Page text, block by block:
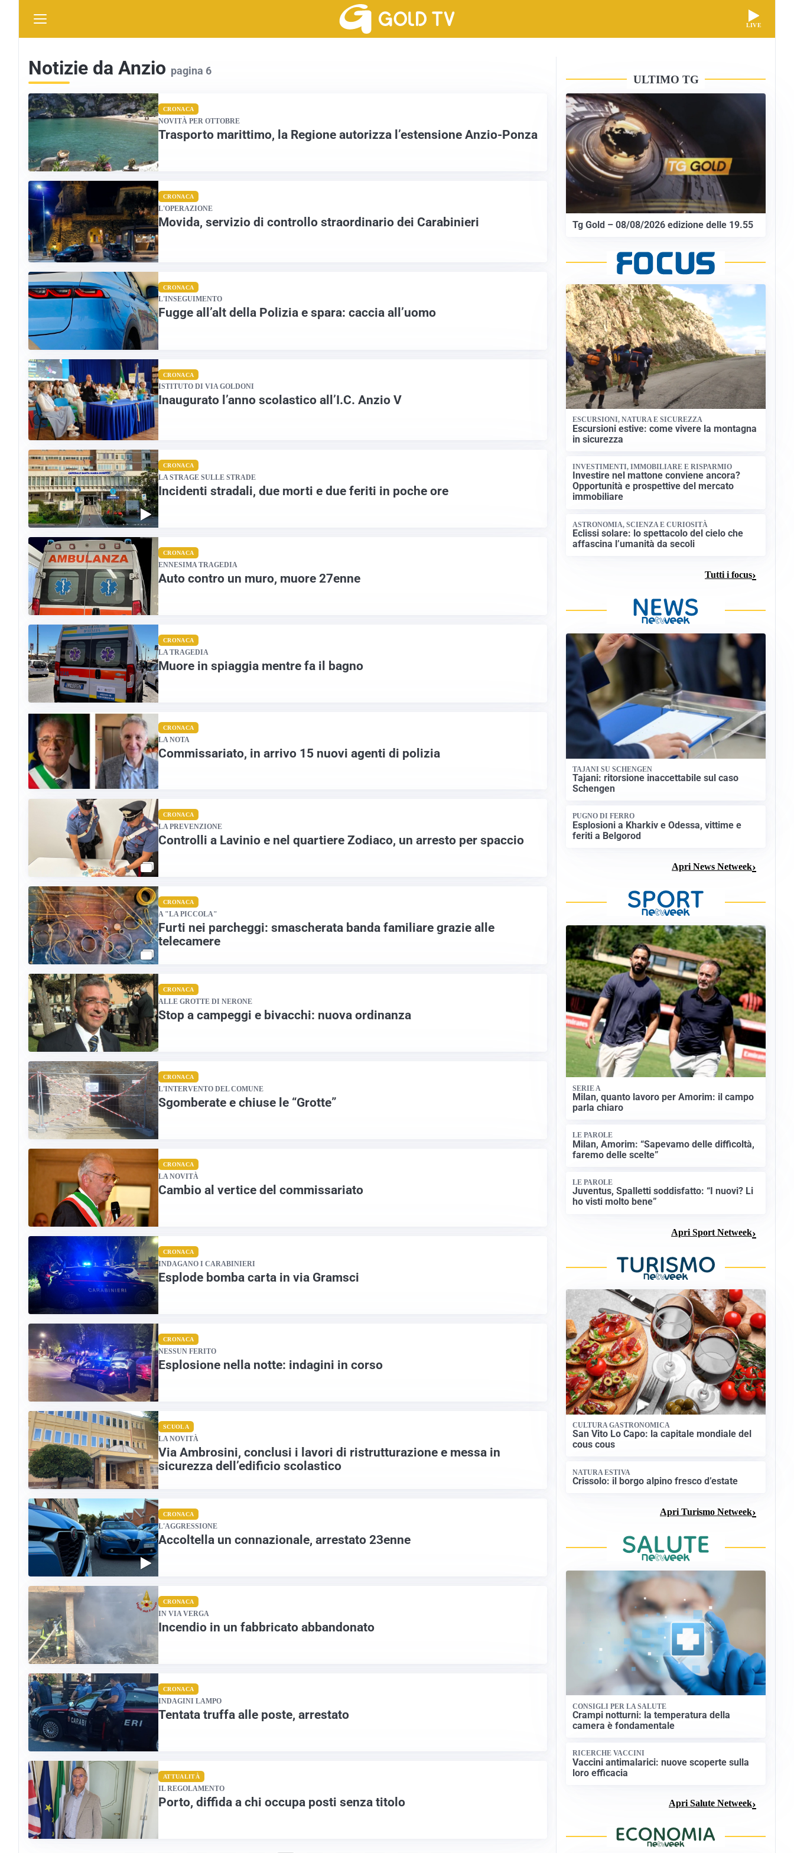
LIVE
Notizie da Anzio pagina 6
CRONACA
NOVITÀ PER OTTOBRE
Trasporto marittimo, la Regione autorizza l’estensione Anzio-Ponza
CRONACA
L'OPERAZIONE
Movida, servizio di controllo straordinario dei Carabinieri
CRONACA
L'INSEGUIMENTO
Fugge all’alt della Polizia e spara: caccia all’uomo
CRONACA
ISTITUTO DI VIA GOLDONI
Inaugurato l’anno scolastico all’I.C. Anzio V
CRONACA
LA STRAGE SULLE STRADE
Incidenti stradali, due morti e due feriti in poche ore
CRONACA
ENNESIMA TRAGEDIA
Auto contro un muro, muore 27enne
CRONACA
LA TRAGEDIA
Muore in spiaggia mentre fa il bagno
CRONACA
LA NOTA
Commissariato, in arrivo 15 nuovi agenti di polizia
CRONACA
LA PREVENZIONE
Controlli a Lavinio e nel quartiere Zodiaco, un arresto per spaccio
CRONACA
A "LA PICCOLA"
Furti nei parcheggi: smascherata banda familiare grazie alle
telecamere
CRONACA
ALLE GROTTE DI NERONE
Stop a campeggi e bivacchi: nuova ordinanza
CRONACA
L'INTERVENTO DEL COMUNE
Sgomberate e chiuse le “Grotte”
CRONACA
LA NOVITÀ
Cambio al vertice del commissariato
CRONACA
INDAGANO I CARABINIERI
Esplode bomba carta in via Gramsci
CRONACA
NESSUN FERITO
Esplosione nella notte: indagini in corso
SCUOLA
LA NOVITÀ
Via Ambrosini, conclusi i lavori di ristrutturazione e messa in
sicurezza dell’edificio scolastico
CRONACA
L'AGGRESSIONE
Accoltella un connazionale, arrestato 23enne
CRONACA
IN VIA VERGA
Incendio in un fabbricato abbandonato
CRONACA
INDAGINI LAMPO
Tentata truffa alle poste, arrestato
ATTUALITÀ
IL REGOLAMENTO
Porto, diffida a chi occupa posti senza titolo
ULTIMO TG
Tg Gold – 08/08/2026 edizione delle 19.55
ESCURSIONI, NATURA E SICUREZZA
Escursioni estive: come vivere la montagna
in sicurezza
INVESTIMENTI, IMMOBILIARE E RISPARMIO
Investire nel mattone conviene ancora?
Opportunità e prospettive del mercato
immobiliare
ASTRONOMIA, SCIENZA E CURIOSITÀ
Eclissi solare: lo spettacolo del cielo che
affascina l’umanità da secoli
Tutti i focus
TAJANI SU SCHENGEN
Tajani: ritorsione inaccettabile sul caso
Schengen
PUGNO DI FERRO
Esplosioni a Kharkiv e Odessa, vittime e
feriti a Belgorod
Apri News Netweek
SERIE A
Milan, quanto lavoro per Amorim: il campo
parla chiaro
LE PAROLE
Milan, Amorim: “Sapevamo delle difficoltà,
faremo delle scelte”
LE PAROLE
Juventus, Spalletti soddisfatto: “I nuovi? Li
ho visti molto bene”
Apri Sport Netweek
CULTURA GASTRONOMICA
San Vito Lo Capo: la capitale mondiale del
cous cous
NATURA ESTIVA
Crissolo: il borgo alpino fresco d’estate
Apri Turismo Netweek
CONSIGLI PER LA SALUTE
Crampi notturni: la temperatura della
camera è fondamentale
RICERCHE VACCINI
Vaccini antimalarici: nuove scoperte sulla
loro efficacia
Apri Salute Netweek